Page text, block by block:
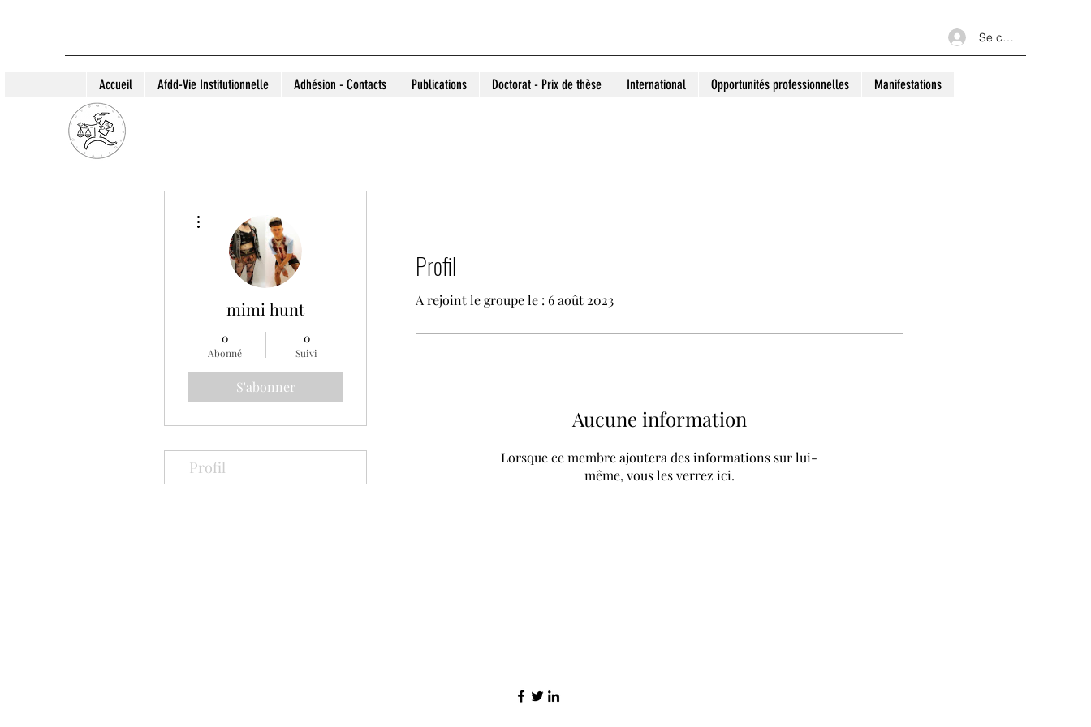
Se connecter
Accueil Afdd-Vie Institutionnelle Adhésion - Contacts Publications Doctorat - Prix de thèse International Opportunités professionnelles Manifestations
Profil
A rejoint le groupe le : 6 août 2023
Aucune information
Lorsque ce membre ajoutera des informations sur lui-
même, vous les verrez ici.
mimi hunt
0
Abonné
0
Suivi
S'abonner
Profil